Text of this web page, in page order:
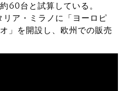
60台と試算している。
ア・ミラノに「ヨーロピ
」を開設し、欧州での販売